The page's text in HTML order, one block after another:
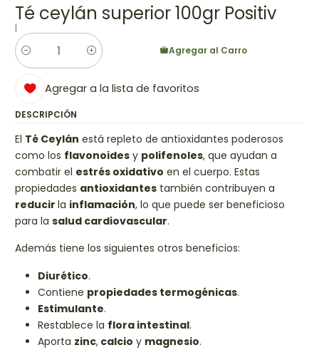
Té ceylán superior 100gr Positiv
|
Cantidad
Agregar al Carro
Agregar a la lista de favoritos
DESCRIPCIÓN
El Té Ceylán está repleto de antioxidantes poderosos
como los flavonoides y polifenoles, que ayudan a
combatir el estrés oxidativo en el cuerpo. Estas
propiedades antioxidantes también contribuyen a
reducir la inflamación, lo que puede ser beneficioso
para la salud cardiovascular.
Además tiene los siguientes otros beneficios:
Diurético.
Contiene propiedades termogénicas.
Estimulante.
Restablece la flora intestinal.
Aporta zinc, calcio y magnesio.